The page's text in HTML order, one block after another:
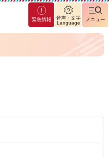
緊急情報
音声・文字
Language
メニュー